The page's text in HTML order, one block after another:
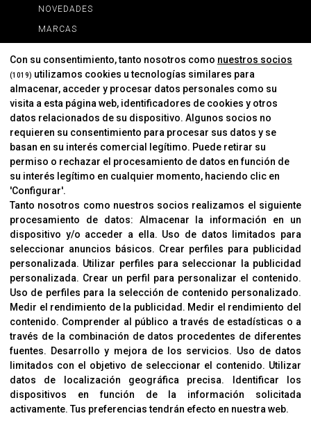
NOVEDADES
MARCAS
INFORMACIÓN
Contacto
Cambios Y Devoluciones
CORVER
Aviso Legal
Sobre Nosotros
Cookies
Política De Privacidad
OFICINAS
C/ Coneixement 5, 08850
Gavà (Barcelona)
CONTACTO
T. (+34) 93 638 38 60
corver@corver.es
Con su consentimiento, tanto nosotros como nuestros socios
(1019) utilizamos cookies u tecnologías similares para
almacenar, acceder y procesar datos personales como su
visita a esta página web, identificadores de cookies y otros
datos relacionados de su dispositivo. Algunos socios no
requieren su consentimiento para procesar sus datos y se
basan en su interés comercial legítimo. Puede retirar su
permiso o rechazar el procesamiento de datos en función de
su interés legítimo en cualquier momento, haciendo clic en
'Configurar'.
Tanto nosotros como nuestros socios realizamos el siguiente
procesamiento de datos: Almacenar la información en un
dispositivo y/o acceder a ella. Uso de datos limitados para
seleccionar anuncios básicos. Crear perfiles para publicidad
personalizada. Utilizar perfiles para seleccionar la publicidad
personalizada. Crear un perfil para personalizar el contenido.
Uso de perfiles para la selección de contenido personalizado.
Medir el rendimiento de la publicidad . Medir el rendimiento del
contenido. Comprender al público a través de estadísticas o a
través de la combinación de datos procedentes de diferentes
fuentes. Desarrollo y mejora de los servicios. Uso de datos
limitados con el objetivo de seleccionar el contenido. Utilizar
datos de localización geográfica precisa.
Identificar los
dispositivos en función de la información solicitada
activamente.Tus preferencias tendrán efecto en nuestra web.